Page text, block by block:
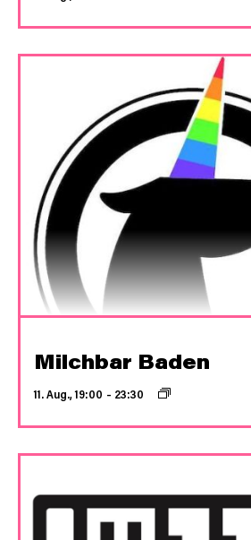
Milchbar Baden
11. Aug., 19:00 – 23:30